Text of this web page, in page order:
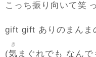
こっち振 り 向 いて笑
gift gift ありのまんま
(気
き
まぐれでも なんで